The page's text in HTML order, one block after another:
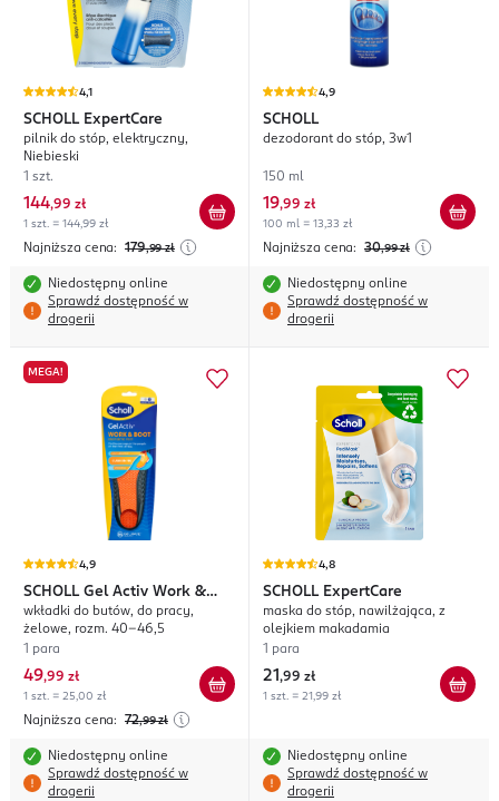
4,1
SCHOLL ExpertCare
pilnik do stóp, elektryczny,
Niebieski
1 szt.
144,99 zł
1 szt. = 144,99 zł
Najniższa cena: 179,99 zł
Niedostępny online
Sprawdź dostępność w
drogerii
4,9
SCHOLL
dezodorant do stóp, 3w1
150 ml
19,99 zł
100 ml = 13,33 zł
Najniższa cena: 30,99 zł
Niedostępny online
Sprawdź dostępność w
drogerii
MEGA!
4,9
SCHOLL Gel Activ Work &
Boot
wkładki do butów, do pracy,
żelowe, rozm. 40-46,5
1 para
49,99 zł
1 szt. = 25,00 zł
Najniższa cena: 72,99 zł
Niedostępny online
Sprawdź dostępność w
drogerii
4,8
SCHOLL ExpertCare
maska do stóp, nawilżająca, z
olejkiem makadamia
1 para
21 ,99 zł
1 szt. = 21,99 zł
Niedostępny online
Sprawdź dostępność w
drogerii